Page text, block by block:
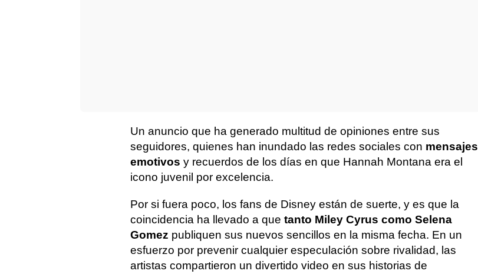
Un anuncio que ha generado multitud de opiniones entre sus
seguidores, quienes han inundado las redes sociales con mensajes
emotivos y recuerdos de los días en que Hannah Montana era el
icono juvenil por excelencia.
Por si fuera poco, los fans de Disney están de suerte, y es que la
coincidencia ha llevado a que tanto Miley Cyrus como Selena
Gomez publiquen sus nuevos sencillos en la misma fecha. En un
esfuerzo por prevenir cualquier especulación sobre rivalidad, las
artistas compartieron un divertido video en sus historias de